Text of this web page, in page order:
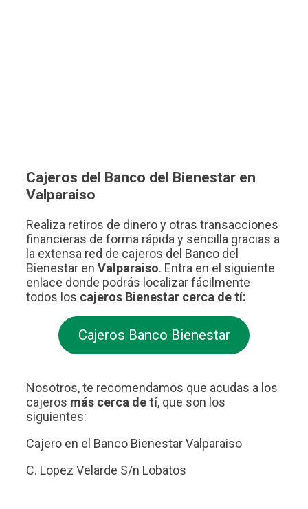
Cajeros del Banco del Bienestar en
Valparaiso
Realiza retiros de dinero y otras transacciones
financieras de forma rápida y sencilla gracias a
la extensa red de cajeros del Banco del
Bienestar en Valparaiso. Entra en el siguiente
enlace donde podrás localizar fácilmente
todos los cajeros Bienestar cerca de tí:
Cajeros Banco Bienestar
Nosotros, te recomendamos que acudas a los
cajeros más cerca de tí, que son los
siguientes:
Cajero en el Banco Bienestar Valparaiso
C. Lopez Velarde S/n Lobatos